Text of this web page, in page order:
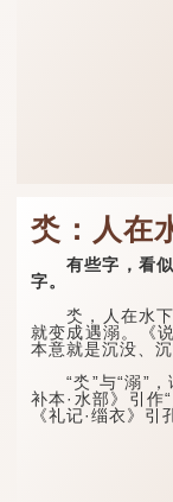
氼：人在
有些字，看似
字。
氼，人在水下
就变成遇溺。《
本意就是沉没、沉
“氼”与“溺”，
补本·水部》引作
《礼记·缁衣》